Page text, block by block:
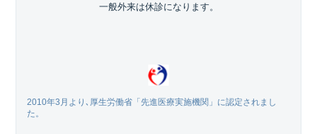
一般外来は休診になります。
2010年3月より､厚生労働省「先進医療実施機関」に認定されまし
た。